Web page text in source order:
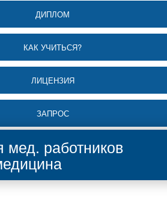
ДИПЛОМ
КАК УЧИТЬСЯ?
ЛИЦЕНЗИЯ
ЗАПРОС
мед. работников